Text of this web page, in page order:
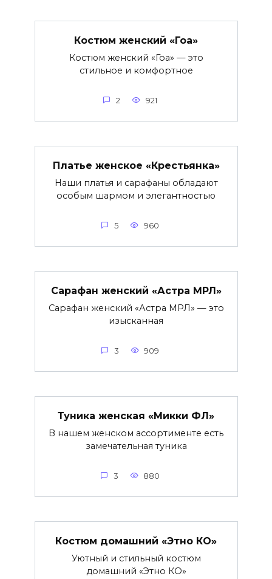
Костюм женский «Гоа»
Костюм женский «Гоа» — это
стильное и комфортное
2 921
Платье женское «Крестьянка»
Наши платья и сарафаны обладают
особым шармом и элегантностью
5 960
Сарафан женский «Астра МРЛ»
Сарафан женский «Астра МРЛ» — это
изысканная
3 909
Туника женская «Микки ФЛ»
В нашем женском ассортименте есть
замечательная туника
3 880
Костюм домашний «Этно КО»
Уютный и стильный костюм
домашний «Этно КО»